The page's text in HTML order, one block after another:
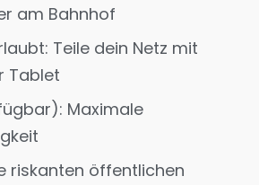
am Bahnhof
Teile dein Netz mit
Tablet
Maximale
riskanten öffentlichen